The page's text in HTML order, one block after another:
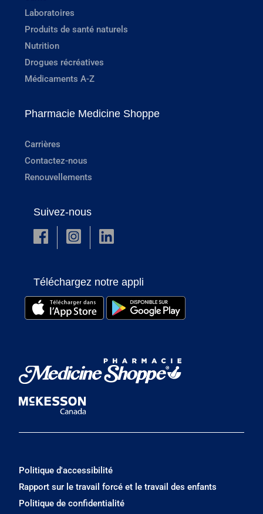
Laboratoires
Produits de santé naturels
Nutrition
Drogues récréatives
Médicaments A-Z
Pharmacie Medicine Shoppe
Carrières
Contactez-nous
Renouvellements
Suivez-nous
Téléchargez notre appli
Politique d'accessibilité
Rapport sur le travail forcé et le travail des enfants
Politique de confidentialité